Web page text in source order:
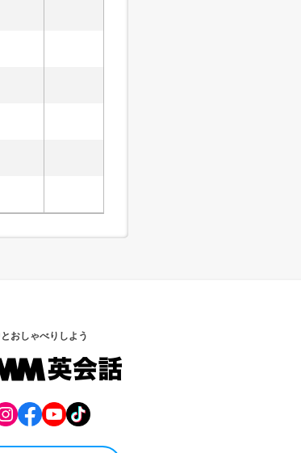
おしゃべりしよう